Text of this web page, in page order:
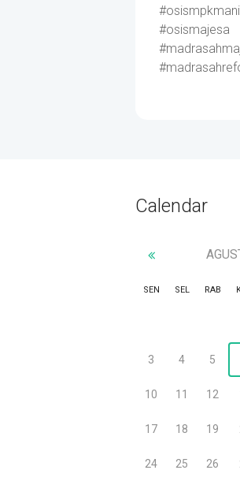
#osismajesa
Calendar
SEN SEL RAB
3 4 5
10 11 12
17 18 19
24 25 26